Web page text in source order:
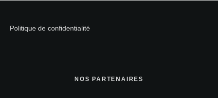
Politique de confidentialité
NOS PARTENAIRES